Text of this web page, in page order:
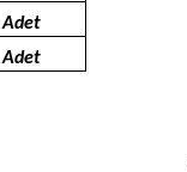
Adet
Adet